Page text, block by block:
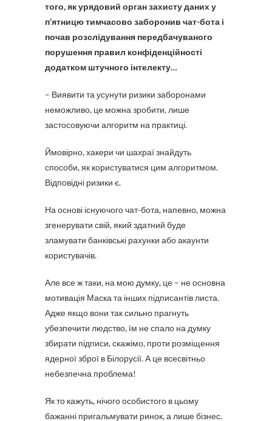
того, як урядовий орган захисту даних у
п’ятницю тимчасово заборонив чат-бота і
почав розслідування передбачуваного
порушення правил конфіденційності
додатком штучного інтелекту…
– Виявити та усунути ризики заборонами
неможливо, це можна зробити, лише
застосовуючи алгоритм на практиці.
Ймовірно, хакери чи шахраї знайдуть
способи, як користуватися цим алгоритмом.
Відповідні ризики є.
На основі існуючого чат-бота, напевно, можна
згенерувати свій, який здатний буде
зламувати банківські рахунки або акаунти
користувачів.
Але все ж таки, на мою думку, це – не основна
мотивація Маска та інших підписантів листа.
Адже якщо вони так сильно прагнуть
убезпечити людство, їм не спало на думку
збирати підписи, скажімо, проти розміщення
ядерної зброї в Білорусії. А це всесвітньо
небезпечна проблема!
Як то кажуть, нічого особистого в цьому
бажанні пригальмувати ринок, а лише бізнес.